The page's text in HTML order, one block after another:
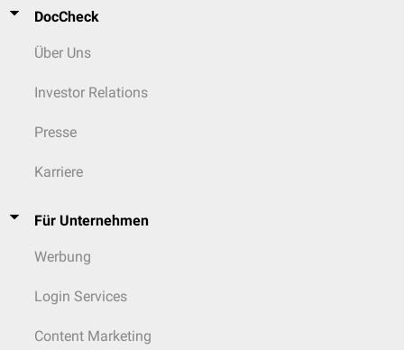
DocCheck
Über Uns
Investor Relations
Presse
Karriere
Für Unternehmen
Werbung
Login Services
Content Marketing